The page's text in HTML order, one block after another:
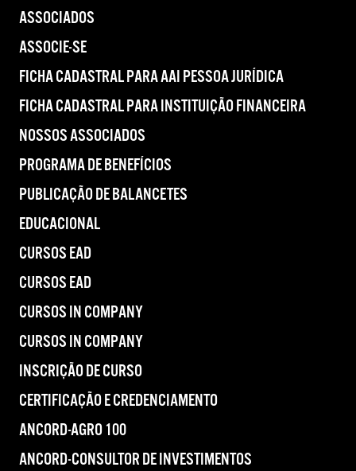
ASSOCIADOS
ASSOCIE-SE
FICHA CADASTRAL PARA AAI PESSOA JURÍDICA
FICHA CADASTRAL PARA INSTITUIÇÃO FINANCEIRA
NOSSOS ASSOCIADOS
PROGRAMA DE BENEFÍCIOS
PUBLICAÇÃO DE BALANCETES
EDUCACIONAL
CURSOS EAD
CURSOS EAD
CURSOS IN COMPANY
CURSOS IN COMPANY
INSCRIÇÃO DE CURSO
CERTIFICAÇÃO E CREDENCIAMENTO
ANCORD-AGRO 100
ANCORD-CONSULTOR DE INVESTIMENTOS